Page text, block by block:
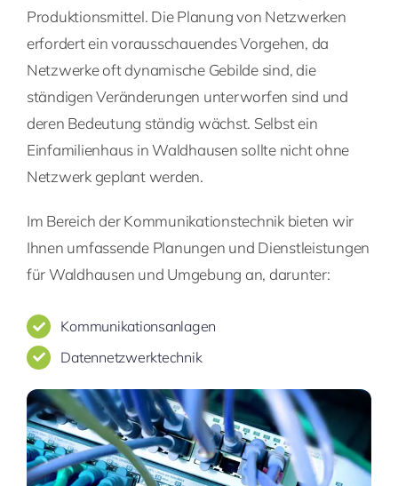
Produktionsmittel. Die Planung von Netzwerken
erfordert ein vorausschauendes Vorgehen, da
Netzwerke oft dynamische Gebilde sind, die
ständigen Veränderungen unterworfen sind und
deren Bedeutung ständig wächst. Selbst ein
Einfamilienhaus in Waldhausen sollte nicht ohne
Netzwerk geplant werden.
Im Bereich der Kommunikationstechnik bieten wir
Ihnen umfassende Planungen und Dienstleistungen
für Waldhausen und Umgebung an, darunter:
Kommunikationsanlagen
Datennetzwerktechnik